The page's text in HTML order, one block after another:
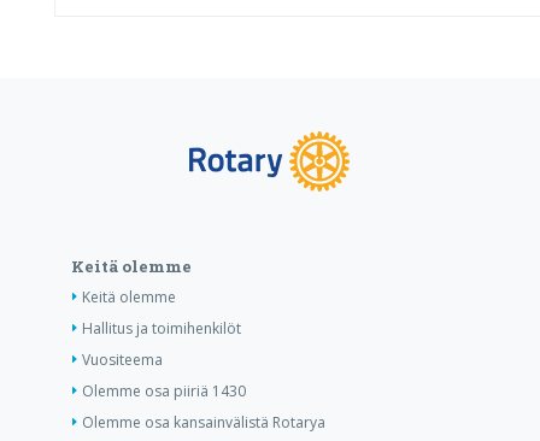
Keitä olemme
Keitä olemme
Hallitus ja toimihenkilöt
Vuositeema
Olemme osa piiriä 1430
Olemme osa kansainvälistä Rotarya